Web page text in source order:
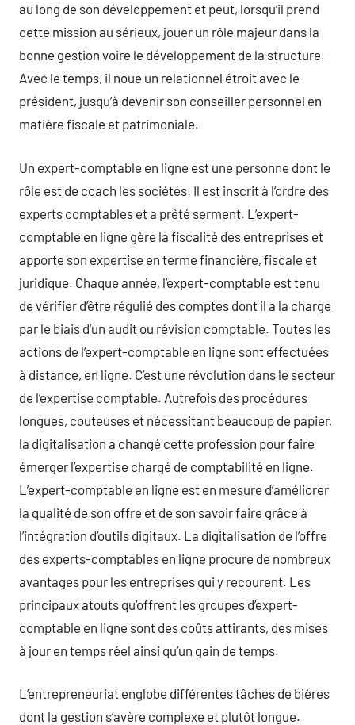
au long de son développement et peut, lorsqu’il prend
cette mission au sérieux, jouer un rôle majeur dans la
bonne gestion voire le développement de la structure.
Avec le temps, il noue un relationnel étroit avec le
président, jusqu’à devenir son conseiller personnel en
matière fiscale et patrimoniale.
Un expert-comptable en ligne est une personne dont le
rôle est de coach les sociétés. Il est inscrit à l’ordre des
experts comptables et a prêté serment. L’expert-
comptable en ligne gère la fiscalité des entreprises et
apporte son expertise en terme financière, fiscale et
juridique. Chaque année, l’expert-comptable est tenu
de vérifier d’être régulié des comptes dont il a la charge
par le biais d’un audit ou révision comptable. Toutes les
actions de l’expert-comptable en ligne sont effectuées
à distance, en ligne. C’est une révolution dans le secteur
de l’expertise comptable. Autrefois des procédures
longues, couteuses et nécessitant beaucoup de papier,
la digitalisation a changé cette profession pour faire
émerger l’expertise chargé de comptabilité en ligne.
L’expert-comptable en ligne est en mesure d’améliorer
la qualité de son offre et de son savoir faire grâce à
l’intégration d’outils digitaux. La digitalisation de l’offre
des experts-comptables en ligne procure de nombreux
avantages pour les entreprises qui y recourent. Les
principaux atouts qu’offrent les groupes d’expert-
comptable en ligne sont des coûts attirants, des mises
à jour en temps réel ainsi qu’un gain de temps.
L’entrepreneuriat englobe différentes tâches de bières
dont la gestion s’avère complexe et plutôt longue.